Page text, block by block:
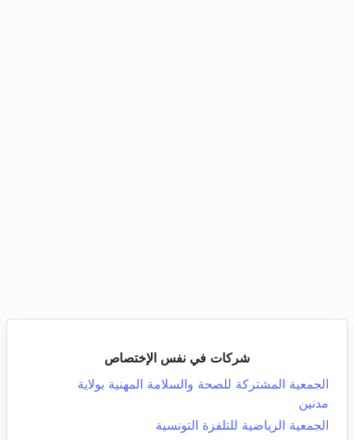
شركات في نفس الإختصاص
الجمعية المشتركة للصحة والسلامة المهنية بولاية
مدنين
الجمعية الرياضية للتلفزة التونسية